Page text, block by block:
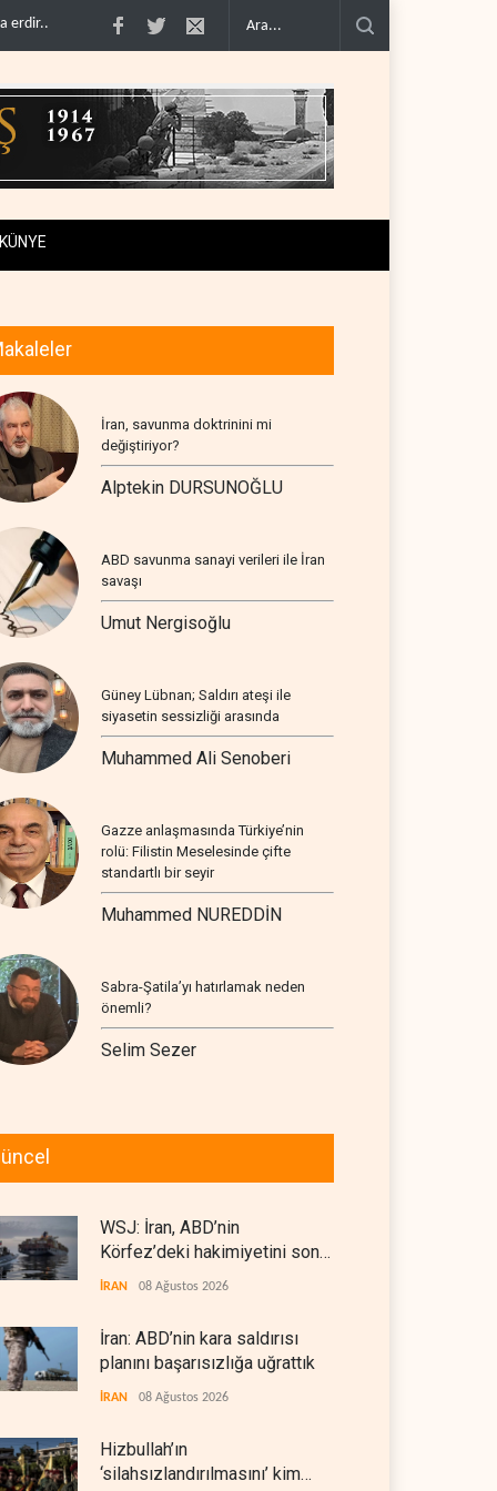
Hizbullah’ın ‘silahsızlandırılmasını’ kim denetl.. Bekai'den Trump’a
KÜNYE
İran, savunma doktrinini mi
değiştiriyor?
Alptekin DURSUNOĞLU
ABD savunma sanayi verileri ile İran
savaşı
Umut Nergisoğlu
Güney Lübnan; Saldırı ateşi ile
siyasetin sessizliği arasında
Muhammed Ali Senoberi
Gazze anlaşmasında Türkiye’nin
rolü: Filistin Meselesinde çifte
standartlı bir seyir
Muhammed NUREDDİN
Sabra-Şatila’yı hatırlamak neden
önemli?
Selim Sezer
WSJ: İran, ABD’nin
Körfez’deki hakimiyetini sona
erdiriyor
İRAN 08 Ağustos 2026
İran: ABD’nin kara saldırısı
planını başarısızlığa uğrattık
İRAN 08 Ağustos 2026
Hizbullah’ın
‘silahsızlandırılmasını’ kim